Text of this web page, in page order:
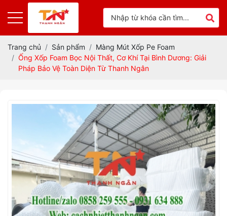
Trang chủ Sản phẩm
Màng Mút Xốp Pe Foam
Ống Xốp Foam Bọc Nội Thất, Cơ Khí Tại Bình Dương: Giải
Pháp Bảo Vệ Toàn Diện Từ Thanh Ngân